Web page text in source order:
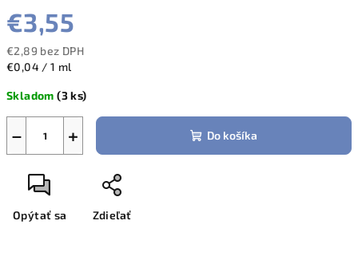
€3,55
€2,89 bez DPH
Jednotková
€0,04 / 1 ml
Skladom(3 ks)
+
− Do košíka
Opýtať sa Zdieľať